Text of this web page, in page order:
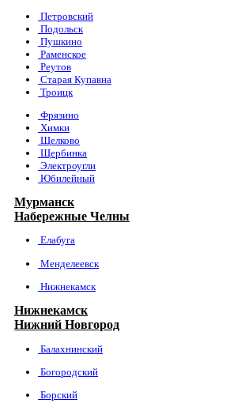
Петровский
Подольск
Пушкино
Раменское
Реутов
Старая Купавна
Троицк
Фрязино
Химки
Щелково
Щербинка
Электроугли
Юбилейный
Мурманск
Набережные Челны
Елабуга
Менделеевск
Нижнекамск
Нижнекамск
Нижний Новгород
Балахнинский
Богородский
Борский